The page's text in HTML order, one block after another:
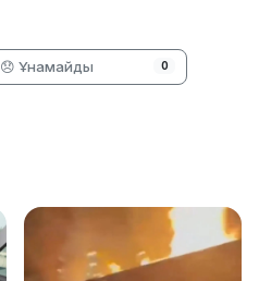
😞 Ұнамайды 0